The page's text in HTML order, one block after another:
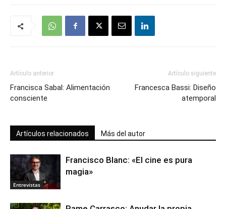
Artículo anterior
Francisca Sabal: Alimentación
consciente
Artículo siguiente
Francesca Bassi: Diseño
atemporal
Artículos relacionados Más del autor
Entrevistas
Francisco Blanc: «El cine es pura
magia»